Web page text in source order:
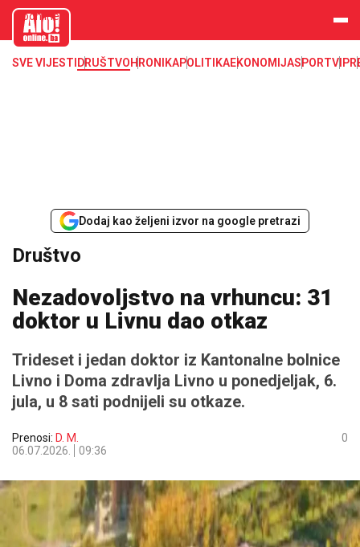
aloonline.b
SVE VIJESTI DRUŠTVOHRONIKAPOLITIKAEKONOMIJASPORTVIP
Dodaj kao željeni izvor na google pretrazi
Društvo
Nezadovoljstvo na vrhuncu: 31
doktor u Livnu dao otkaz
Trideset i jedan doktor iz Kantonalne bolnice
Livno i Doma zdravlja Livno u ponedjeljak, 6.
jula, u 8 sati podnijeli su otkaze.
Prenosi: D. M.
06.07.2026.
09:36
0